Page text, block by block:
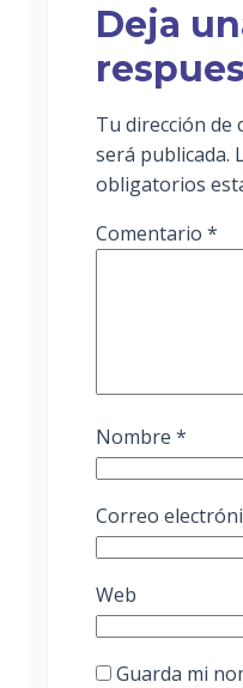
Deja
Tu dirección de
será publicada.
obligatorios
Comentario *
Nombre *
Correo
Web
Guarda mi